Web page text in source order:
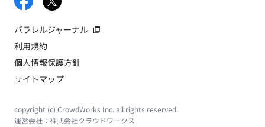
パラレルジャーナル
利用規約
個人情報保護方針
サイトマップ
copyright (c) CrowdWorks Inc. all rights reserved.
運営会社： 株式会社クラウドワークス